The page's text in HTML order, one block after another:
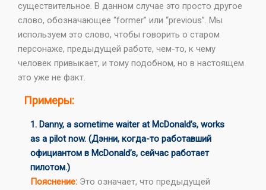
существительное. В данном случае это просто другое
слово, обозначающее “former” или “previous”. Мы
используем это слово, чтобы говорить о старом
персонаже, предыдущей работе, чем-то, к чему
человек привыкает, и тому подобном, но в настоящем
это уже не факт.
Примеры:
1. Danny, a sometime waiter at McDonald’s, works
as a pilot now. (Дэнни, когда-то работавший
официантом в McDonald’s, сейчас работает
пилотом.)
Пояснение: Это означает, что предыдущей